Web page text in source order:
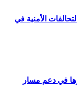
الأمنية في
في دعم مسار